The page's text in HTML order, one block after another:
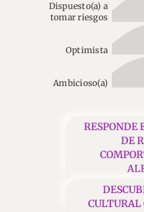
Dispuesto(a) a
tomar riesgos
Optimista
Ambicioso(a)
RESPONDE
DE
CULTURAL